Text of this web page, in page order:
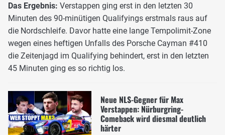
Das Ergebnis: Verstappen ging erst in den letzten 30
Minuten des 90-minütigen Qualifyings erstmals raus auf
die Nordschleife. Davor hatte eine lange Tempolimit-Zone
wegen eines heftigen Unfalls des Porsche Cayman #410
die Zeitenjagd im Qualifying behindert, erst in den letzten
45 Minuten ging es so richtig los.
Neue NLS-Gegner für Max
Verstappen: Nürburgring-
Comeback wird diesmal deutlich
härter